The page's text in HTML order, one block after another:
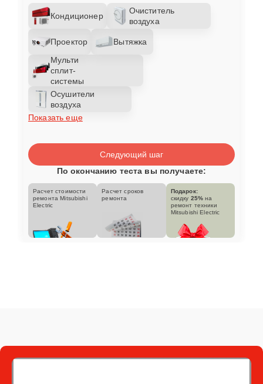
Кондиционер
Очиститель
воздуха
Проектор
Вытяжка
Мульти
сплит-
системы
Осушители
воздуха
Показать еще
Следующий шаг
По окончанию теста вы получаете:
Расчет стоимости
ремонта Mitsubishi
Electric
Расчет сроков
ремонта
Подарок:
скидку 25% на
ремонт техники
Mitsubishi Electric